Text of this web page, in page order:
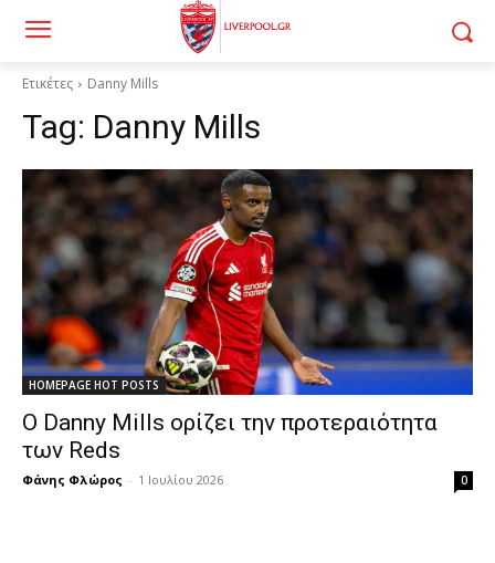
Ετικέτες Danny Mills
Tag: Danny Mills
HOMEPAGE HOT POSTS
Ο Danny Mills ορίζει την προτεραιότητα
των Reds
Φάνης Φλώρος - 1 Ιουλίου 2026 0